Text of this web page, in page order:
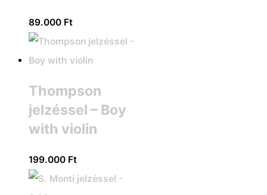
89.000 Ft
Thompson
jelzéssel – Boy
with violin
199.000 Ft